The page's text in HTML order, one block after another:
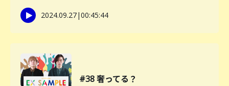
2024.09.27|00:45:44
#38 奢ってる？